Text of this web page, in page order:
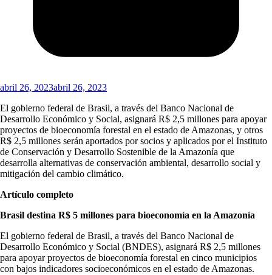
abril 26, 2023abril 26, 2023
El gobierno federal de Brasil, a través del Banco Nacional de
Desarrollo Económico y Social, asignará R$ 2,5 millones para apoyar
proyectos de bioeconomía forestal en el estado de Amazonas, y otros
R$ 2,5 millones serán aportados por socios y aplicados por el Instituto
de Conservación y Desarrollo Sostenible de la Amazonía que
desarrolla alternativas de conservación ambiental, desarrollo social y
mitigación del cambio climático.
Artículo completo
Brasil destina R$ 5 millones para bioeconomía en la Amazonía
El gobierno federal de Brasil, a través del Banco Nacional de
Desarrollo Económico y Social (BNDES), asignará R$ 2,5 millones
para apoyar proyectos de bioeconomía forestal en cinco municipios
con bajos indicadores socioeconómicos en el estado de Amazonas.